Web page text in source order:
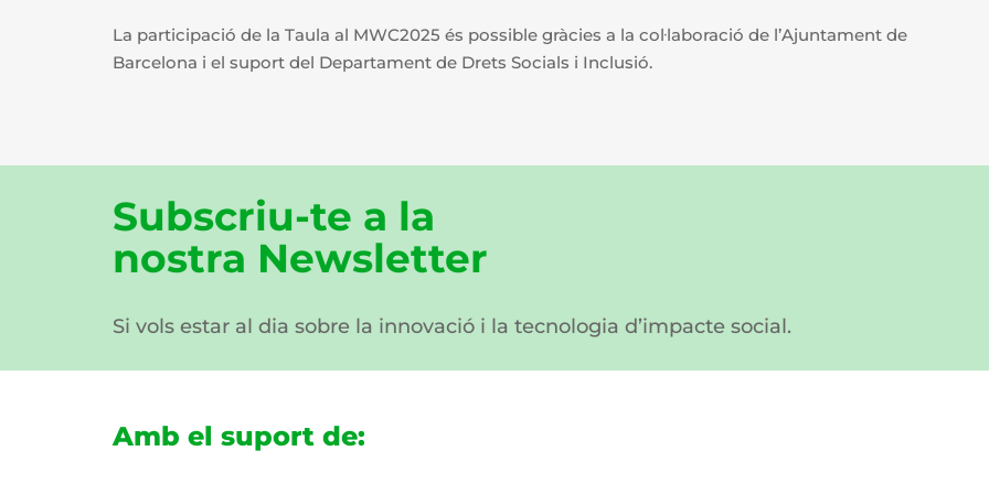
La participació de la Taula al MWC2025 és possible gràcies a la col·laboració de l’Ajuntament de
Barcelona i el suport del Departament de Drets Socials i Inclusió.
Subscriu-te a la
nostra Newsletter
Si vols estar al dia sobre la innovació i la tecnologia d’impacte social.
Amb el suport de: